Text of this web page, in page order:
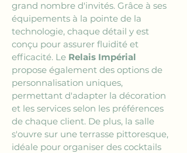
grand nombre d'invités. Grâce à ses
équipements à la pointe de la
technologie, chaque détail y est
conçu pour assurer fluidité et
efficacité. Le Relais Impérial
propose également des options de
personnalisation uniques,
permettant d'adapter la décoration
et les services selon les préférences
de chaque client. De plus, la salle
s'ouvre sur une terrasse pittoresque,
idéale pour organiser des cocktails